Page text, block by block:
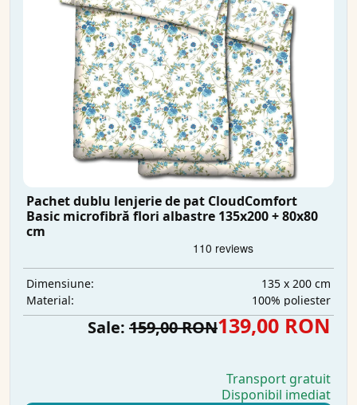
Pachet dublu lenjerie de pat CloudComfort
Basic microfibră flori albastre 135x200 + 80x80
cm
Dimensiune:
135 x 200 cm
Material:
100% poliester
Sale: 159,00 RON139,00 RON
Transport gratuit
Disponibil imediat